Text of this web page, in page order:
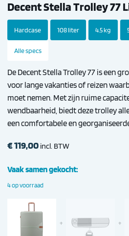
Decent Stella Trolley 77
Hardcase 108 liter 4.5 kg
Alle specs
De Decent Stella Trolley 77 is een
voor lange vakanties of reizen
moet nemen. Met zijn ruime
wendbaarheid, biedt deze trolley
een comfortabele en
€119,00 incl. BTW
Vaak samen gekocht:
4 op voorraad